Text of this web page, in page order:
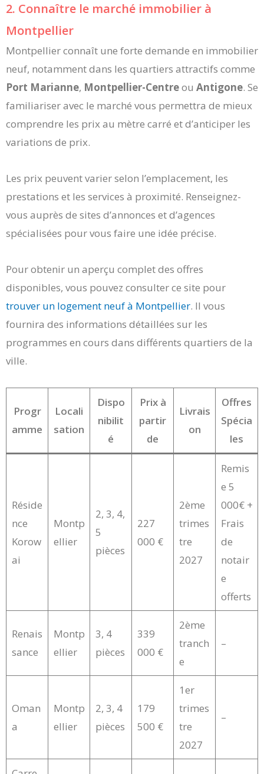
2. Connaître le marché immobilier à
Montpellier
Montpellier connaît une forte demande en immobilier
neuf, notamment dans les quartiers attractifs comme
Port Marianne, Montpellier-Centreou Antigone. Se
familiariser avec le marché vous permettra de mieux
comprendre les prix au mètre carré et d’anticiper les
variations de prix.
Les prix peuvent varier selon l’emplacement, les
prestations et les services à proximité. Renseignez-
vous auprès de sites d’annonces et d’agences
spécialisées pour vous faire une idée précise.
Pour obtenir un aperçu complet des offres
disponibles, vous pouvez consulter ce site pour
trouver un logement neuf à Montpellier. Il vous
fournira des informations détaillées sur les
programmes en cours dans différents quartiers de la
ville.
Progr
amme
Locali
sation
Dispo
nibilit
é
Prix à
partir
de
Livrais
on
Offres
Spécia
les
Réside
nce
Korow
ai
Montp
ellier
2, 3, 4,
5
pièces
227
000 €
2ème
trimes
tre
2027
Remis
e 5
000€ +
Frais
de
notair
e
offerts
Renais
sance
Montp
ellier
3, 4
pièces
339
000 €
2ème
tranch
e
–
Oman
a
Montp
ellier
2, 3, 4
pièces
179
500 €
1er
trimes
tre
2027
–